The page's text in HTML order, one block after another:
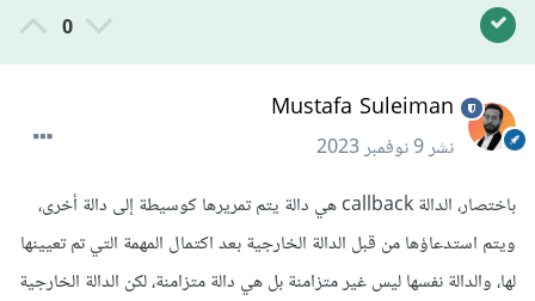
0
Mustafa Suleiman
نشر9 نوفمبر 2023
باختصار، الدالة callback هي دالة يتم تمريرها كوسيطة إلى دالة أخرى،
ويتم استدعاؤها من قبل الدالة الخارجية بعد اكتمال المهمة التي تم تعيينها
لها، والدالة نفسها ليس غير متزامنة بل هي دالة متزامنة، لكن الدالة الخارجية